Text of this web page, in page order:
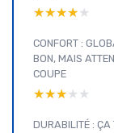
★★★★★
★★★★★
CONFORT :
BON, MAIS
COUPE
★★★★★
★★★★★
DURABILITÉ : ÇA